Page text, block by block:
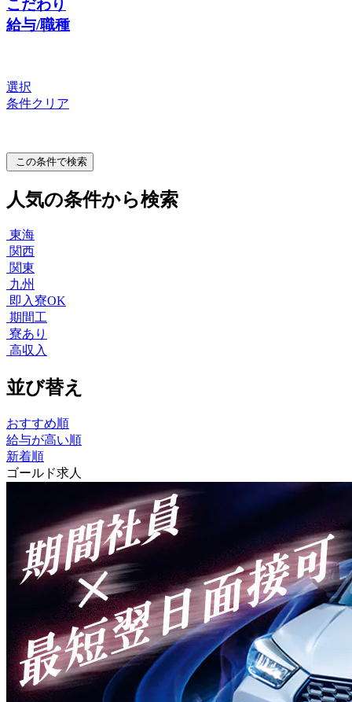
こだわり
給与/職種
選択
条件クリア
この条件で検索
人気の条件から検索
東海
関西
関東
九州
即入寮OK
期間工
寮あり
高収入
並び替え
おすすめ順
給与が高い順
新着順
ゴールド求人